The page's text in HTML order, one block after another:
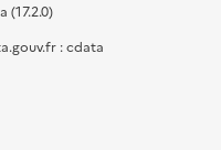
(17.2.0)
: cdata